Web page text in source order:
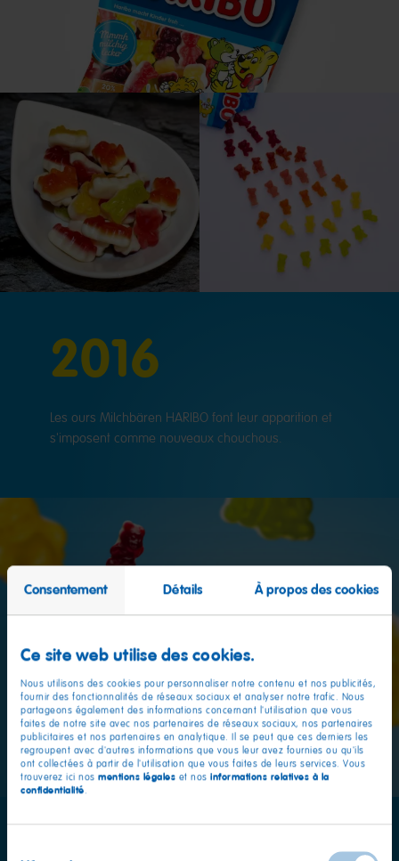
Consentement Détails À propos des cookies
Ce site web utilise des cookies.
Nous utilisons des cookies pour personnaliser notre contenu et nos publicités,
fournir des fonctionnalités de réseaux sociaux et analyser notre trafic. Nous
partageons également des informations concernant l'utilisation que vous
faites de notre site avec nos partenaires de réseaux sociaux, nos partenaires
publicitaires et nos partenaires en analytique. Il se peut que ces derniers les
regroupent avec d'autres informations que vous leur avez fournies ou qu'ils
ont collectées à partir de l'utilisation que vous faites de leurs services. Vous
trouverez ici nos mentions légales et nos informations relatives à la
confidentialité.
2016
Les ours Milchbären HARIBO font leur apparition et
s'imposent comme nouveaux chouchous.